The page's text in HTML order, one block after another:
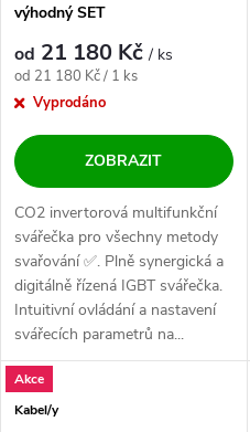
výhodný SET
od 21 180 Kč/ ks
Měrná cena:
od 21 180 Kč / 1 ks
Vyprodáno
ZOBRAZIT
CO2 invertorová multifunkční
svářečka pro všechny metody
svařování ✅. Plně synergická a
digitálně řízená IGBT svářečka.
Intuitivní ovládání a nastavení
svářecích parametrů na...
Akce
Kabel/y